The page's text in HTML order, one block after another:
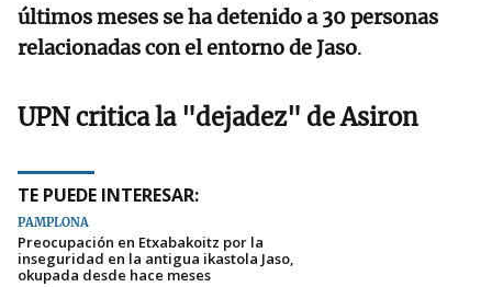
últimos meses se ha detenido a 30 personas
relacionadas con el entorno de Jaso.
UPN critica la "dejadez" de Asiron
TE PUEDE INTERESAR:
PAMPLONA
Preocupación en Etxabakoitz por la
inseguridad en la antigua ikastola Jaso,
okupada desde hace meses